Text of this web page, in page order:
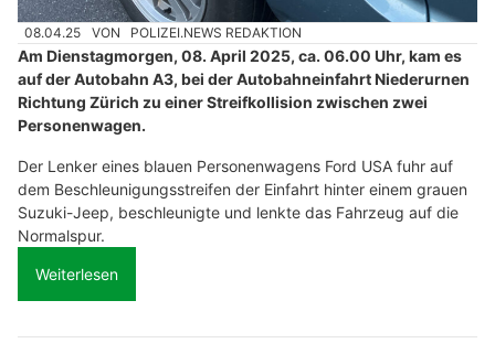
08.04.25 VON POLIZEI.NEWS REDAKTION
Am Dienstagmorgen, 08. April 2025, ca. 06.00 Uhr, kam es
auf der Autobahn A3, bei der Autobahneinfahrt Niederurnen
Richtung Zürich zu einer Streifkollision zwischen zwei
Personenwagen.
Der Lenker eines blauen Personenwagens Ford USA fuhr auf
dem Beschleunigungsstreifen der Einfahrt hinter einem grauen
Suzuki-Jeep, beschleunigte und lenkte das Fahrzeug auf die
Normalspur.
Weiterlesen